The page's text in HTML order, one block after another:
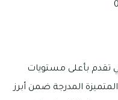
تقدم بأعلى مستويات
المدرجة ضمن أبرز